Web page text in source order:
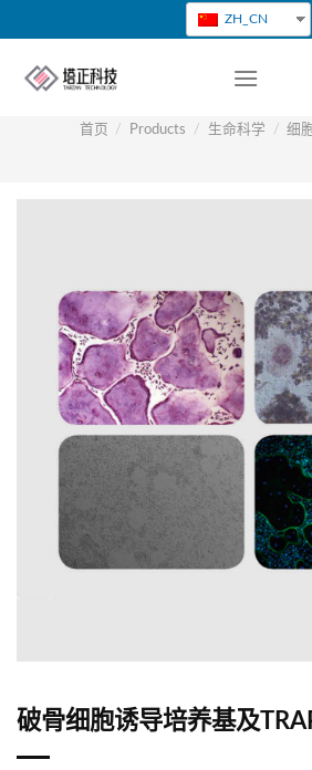
转
ZH_CN
首页 / Products / 生命科学 / 细
破骨细胞诱导培养基及